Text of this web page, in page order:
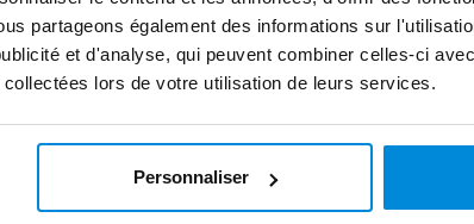
partageons également des informations sur
et d'analyse, qui peuvent combiner celles-ci
lors de votre utilisation de leurs services.
Personnaliser
résidents du Canada.